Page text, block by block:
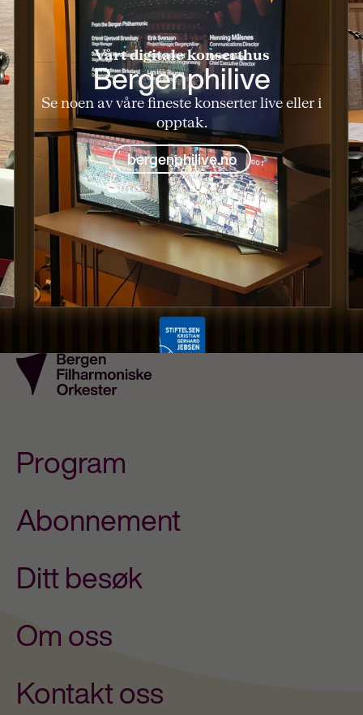
Vårt digitale konserthus
Bergenphilive
Se noen av våre fineste konserter live eller i
opptak.
bergenphilive.no
Program
Abonnement
Ditt besøk
Om oss
Kontakt oss